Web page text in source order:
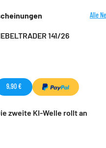
Alle
141/26
9,90 €
zweite KI-Welle rollt an